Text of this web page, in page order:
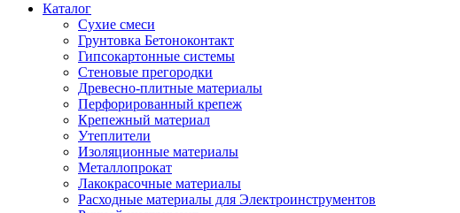
Каталог
Сухие смеси
Грунтовка Бетоноконтакт
Гипсокартонные системы
Стеновые прегородки
Древесно-плитные материалы
Перфорированный крепеж
Крепежный материал
Утеплители
Изоляционные материалы
Металлопрокат
Лакокрасочные материалы
Расходные материалы для Электроинструментов